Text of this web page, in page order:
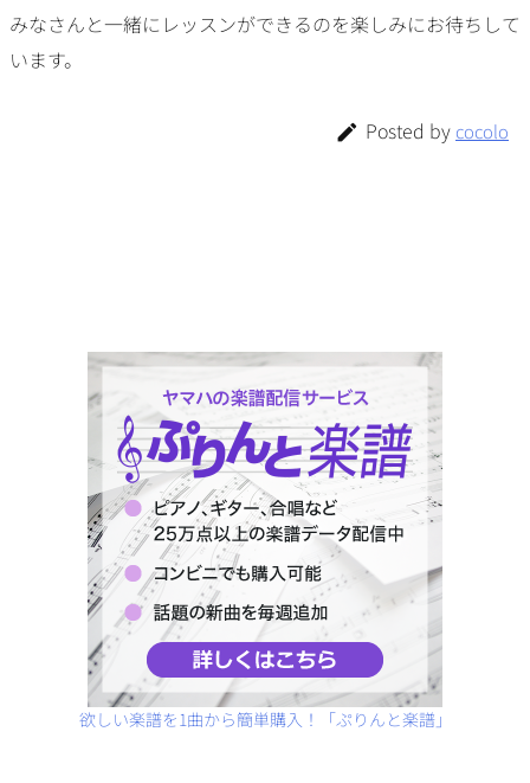
みなさんと一緒にレッスンができるのを楽しみにお待ちして
います。
 Posted by cocolo
欲しい楽譜を1曲から簡単購入！「ぷりんと楽譜」